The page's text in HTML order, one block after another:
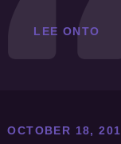
LEE ONTO
OCTOBER 18,